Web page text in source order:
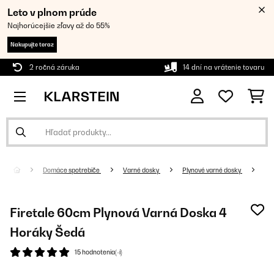
Leto v plnom prúde
Najhorúcejšie zľavy až do 55%
Nakupujte teraz
2 ročná záruka 14 dní na vrátenie tovaru
Domáce spotrebiče Varné dosky Plynové varné dosky
Firetale 60cm Plynová Varná Doska 4
Horáky Šedá
15 hodnotenia(-í)